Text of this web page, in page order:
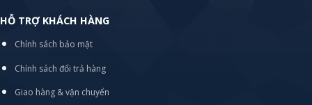
HỖ TRỢ KHÁCH HÀNG
Chính sách bảo mật
Chính sách đổi trả hàng
Giao hàng & vận chuyển